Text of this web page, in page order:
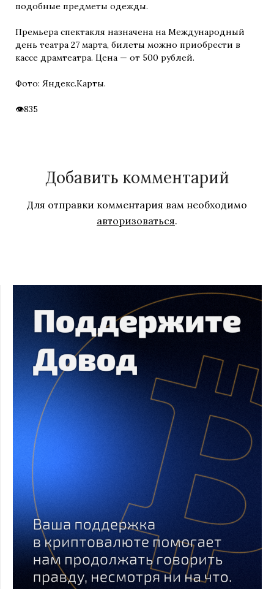
подобные предметы одежды.
Премьера спектакля назначена на Международный
день театра 27 марта, билеты можно приобрести в
кассе драмтеатра. Цена — от 500 рублей.
Фото: Яндекс.Карты.
835
Добавить комментарий
Для отправки комментария вам необходимо
авторизоваться.